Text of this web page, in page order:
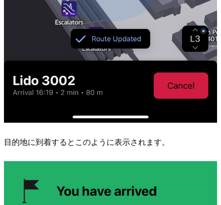
目的地に到着するとこのように表示されます。